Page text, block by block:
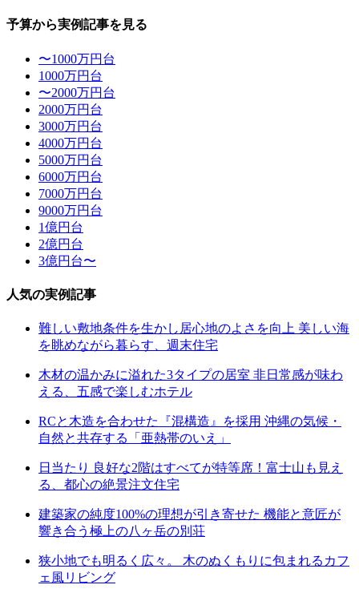
予算から実例記事を見る
〜1000万円台
1000万円台
〜2000万円台
2000万円台
3000万円台
4000万円台
5000万円台
6000万円台
7000万円台
9000万円台
1億円台
2億円台
3億円台〜
人気の実例記事
難しい敷地条件を生かし居心地のよさを向上 美しい海
を眺めながら暮らす、週末住宅
木材の温かみに溢れた3タイプの居室 非日常感が味わ
える、五感で楽しむホテル
RCと木造を合わせた『混構造』を採用 沖縄の気候・
自然と共存する「亜熱帯のいえ」
日当たり 良好な2階はすべてが特等席！富士山も見え
る、都心の絶景注文住宅
建築家の純度100%の理想が引き寄せた 機能と意匠が
響き合う極上の八ヶ岳の別荘
狭小地でも明るく広々。 木のぬくもりに包まれるカフ
ェ風リビング